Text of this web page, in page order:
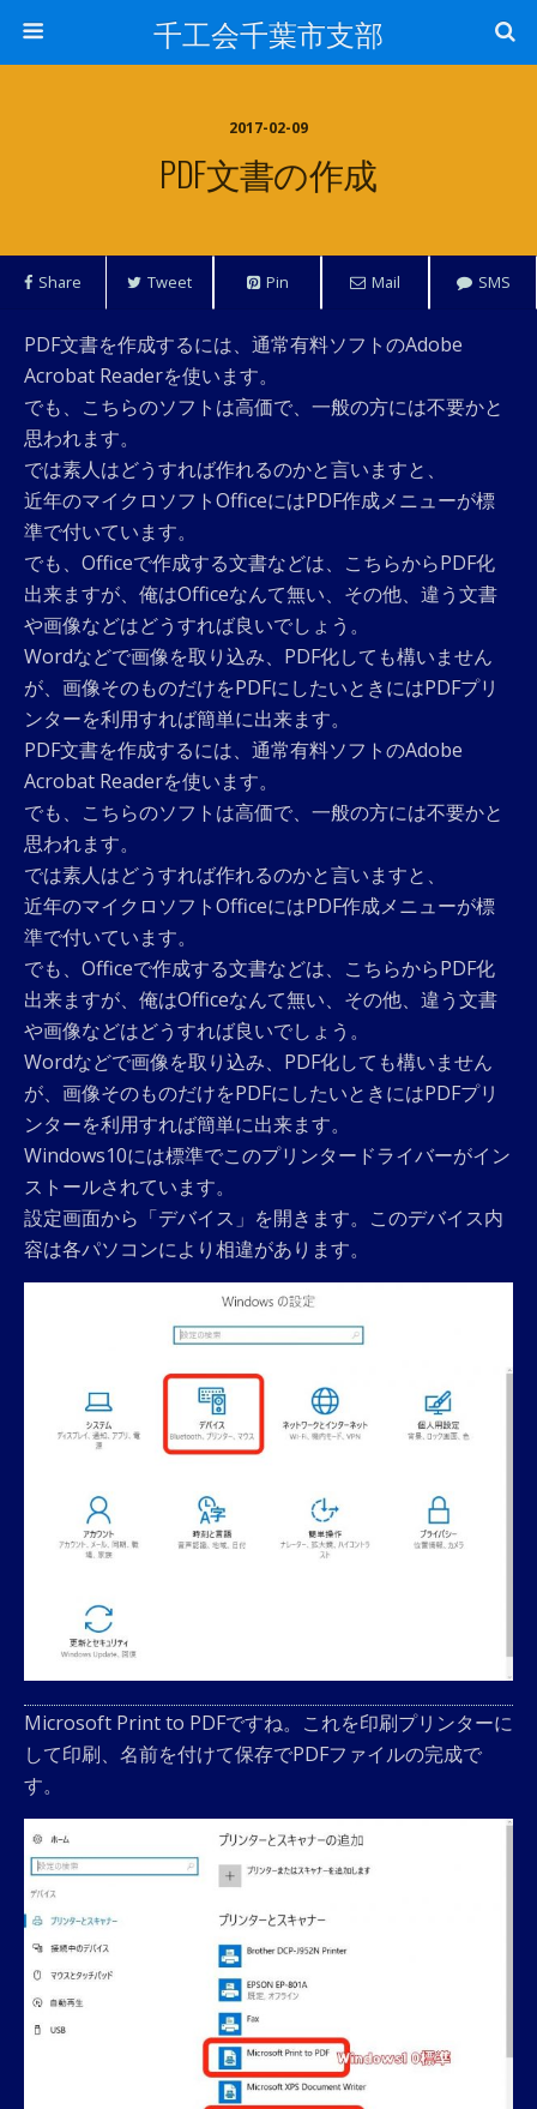
千工会千葉市支部
2017-02-09
PDF文書の作成
Share Tweet Pin Mail SMS
PDF文書を作成するには、通常有料ソフトのAdobe
Acrobat Readerを使います。
でも、こちらのソフトは高価で、一般の方には不要かと
思われます。
では素人はどうすれば作れるのかと言いますと、
近年のマイクロソフトOfficeにはPDF作成メニューが標
準で付いています。
でも、Officeで作成する文書などは、こちらからPDF化
出来ますが、俺はOfficeなんて無い、その他、違う文書
や画像などはどうすれば良いでしょう。
Wordなどで画像を取り込み、PDF化しても構いません
が、画像そのものだけをPDFにしたいときにはPDFプリ
ンターを利用すれば簡単に出来ます。
PDF文書を作成するには、通常有料ソフトのAdobe
Acrobat Readerを使います。
でも、こちらのソフトは高価で、一般の方には不要かと
思われます。
では素人はどうすれば作れるのかと言いますと、
近年のマイクロソフトOfficeにはPDF作成メニューが標
準で付いています。
でも、Officeで作成する文書などは、こちらからPDF化
出来ますが、俺はOfficeなんて無い、その他、違う文書
や画像などはどうすれば良いでしょう。
Wordなどで画像を取り込み、PDF化しても構いません
が、画像そのものだけをPDFにしたいときにはPDFプリ
ンターを利用すれば簡単に出来ます。
Windows10には標準でこのプリンタードライバーがイン
ストールされています。
設定画面から「デバイス」を開きます。このデバイス内
容は各パソコンにより相違があります。
Microsoft Print to PDFですね。これを印刷プリンターに
して印刷、名前を付けて保存でPDFファイルの完成で
す。